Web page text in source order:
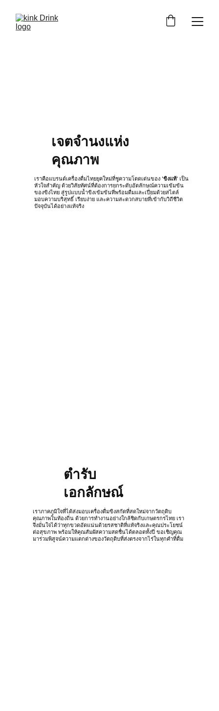
เจตจำนงแห่ง
คุณภาพ
เราคือแบรนด์เครื่องดื่มไทยยุคใหม่ที่ชูความโดดเด่นของ 'ขิงแท้' เป็น
หัวใจสำคัญ ด้วยวิสัยทัศน์ที่ต้องการยกระดับอัตลักษณ์ความเข้มข้น
ของขิงไทย สู่รูปแบบน้ำขิงเข้มข้นที่พร้อมดื่มและเปี่ยมด้วยสไตล์
มอบความบริสุทธิ์ เรียบง่าย และความสะดวกสบายที่เข้ากับวิถีชีวิต
ปัจจุบันได้อย่างแท้จริง
ตำรับ
เอกลักษณ์
เราภาคภูมิใจที่ได้ส่งมอบเครื่องดื่มขิงสกัดที่สดใหม่จากวัตถุดิบ
คุณภาพในท้องถิ่น ด้วยการทำงานอย่างใกล้ชิดกับเกษตรกรไทย เรา
จึงมั่นใจได้ว่าทุกขวดอัดแน่นด้วยรสชาติที่แท้จริงและคุณประโยชน์
ต่อสุขภาพ พร้อมให้คุณสัมผัสความสดชื่นได้ตลอดทั้งปี ขอเชิญคุณ
มาร่วมพิสูจน์ความแตกต่างของวัตถุดิบที่ส่งตรงจากไร่ในทุกคำที่ดื่ม